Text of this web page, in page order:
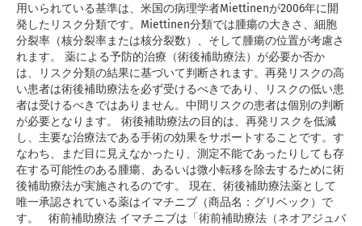
用いられている基準は、米国の病理学者Miettinenが2006年に開
発したリスク分類です。Miettinen分類では腫瘍の大きさ、細胞
分裂率（核分裂率または核分裂数）、そして腫瘍の位置が考慮さ
れます。 薬による予防的治療（術後補助療法）が必要か否か
は、リスク分類の結果に基づいて判断されます。再発リスクの高
い患者は術後補助療法を必ず受けるべきであり、リスクの低い患
者は受けるべきではありません。中間リスクの患者は個別の判断
が必要となります。 術後補助療法の目的は、再発リスクを低減
し、主要な治療法である手術の効果をサポートすることです。す
なわち、まだ目に見えなかったり、測定不能であったりしても存
在する可能性のある腫瘍、あるいは微小転移を除去するために術
後補助療法が実施されるのです。 現在、術後補助療法薬として
唯一承認されている薬はイマチニブ（商品名：グリベック）で
す。 術前補助療法 イマチニブは「術前補助療法（ネオアジュバ